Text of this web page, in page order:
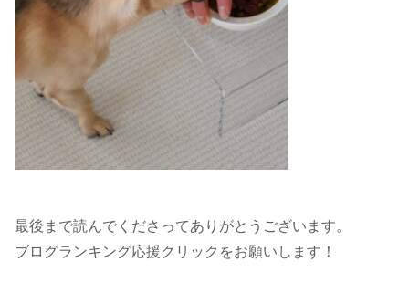
最後まで読んでくださってありがとうございます。
ブログランキング応援クリックをお願いします！